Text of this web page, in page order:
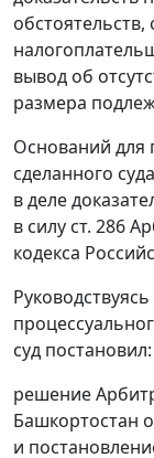
вывод об
размера
Оснований для
сделанного
в деле
в силу ст. 286
кодекса
Руководствуясь
суд постановил:
решение
Башкортостан
и